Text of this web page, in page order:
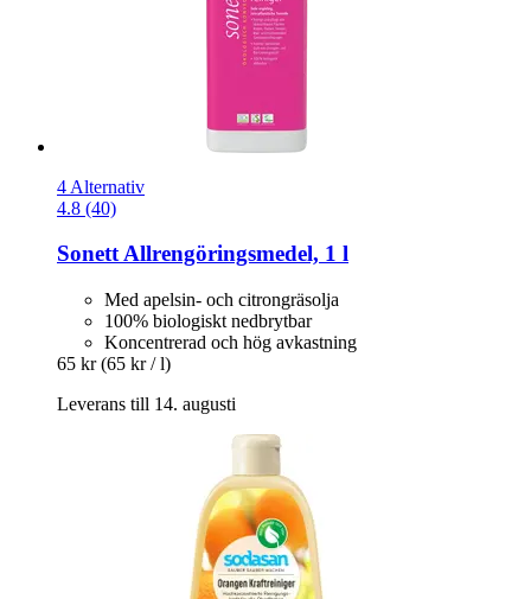
4 Alternativ
4.8 (40)
SonettAllrengöringsmedel, 1 l
Med apelsin- och citrongräsolja
100% biologiskt nedbrytbar
Koncentrerad och hög avkastning
65 kr (65 kr / l)
Leverans till 14. augusti